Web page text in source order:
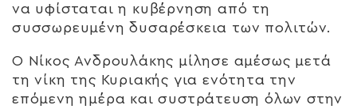
να υφίσταται η κυβέρνηση από τη
συσσωρευμένη δυσαρέσκεια των πολιτών.
Ο Νίκος Ανδρουλάκης μίλησε αμέσως μετά
τη νίκη της Κυριακής για ενότητα την
επόμενη ημέρα και συστράτευση όλων στην